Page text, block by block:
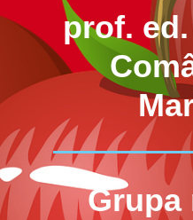
prof.
Grupa